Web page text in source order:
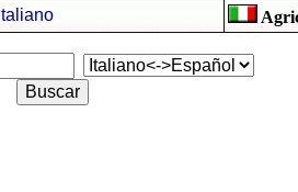
Italiano